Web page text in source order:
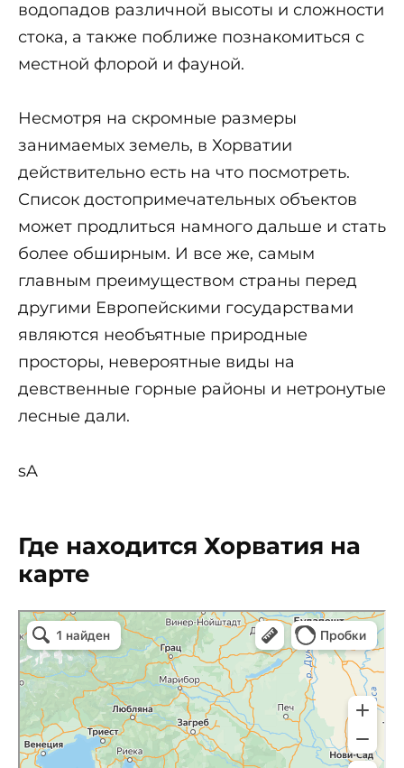
водопадов различной высоты и сложности
стока, а также поближе познакомиться с
местной флорой и фауной.
Несмотря на скромные размеры
занимаемых земель, в Хорватии
действительно есть на что посмотреть.
Список достопримечательных объектов
может продлиться намного дальше и стать
более обширным. И все же, самым
главным преимуществом страны перед
другими Европейскими государствами
являются необъятные природные
просторы, невероятные виды на
девственные горные районы и нетронутые
лесные дали.
sA
Где находится Хорватия на
карте